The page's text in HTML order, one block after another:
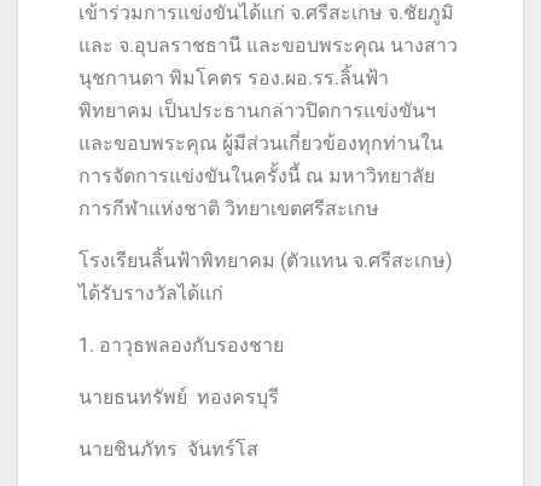
เข้าร่วมการแข่งขันได้แก่ จ.ศรีสะเกษ จ.ชัยภูมิ
และ จ.อุบลราชธานี และขอบพระคุณ นางสาว
นุชกานดา พิมโคตร รอง.ผอ.รร.ลิ้นฟ้า
พิทยาคม เป็นประธานกล่าวปิดการแข่งขันฯ
และขอบพระคุณ ผู้มีส่วนเกี่ยวข้องทุกท่านใน
การจัดการแข่งขันในครั้งนี้ ณ มหาวิทยาลัย
การกีฬาแห่งชาติ วิทยาเขตศรีสะเกษ
โรงเรียนลิ้นฟ้าพิทยาคม (ตัวแทน จ.ศรีสะเกษ)
ได้รับรางวัลได้แก่
1. อาวุธพลองกับรองชาย
นายธนทรัพย์ ทองครบุรี
นายชินภัทร จันทร์โส